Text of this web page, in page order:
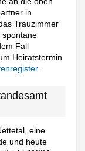
in
Trauzimmer
spontane
Fall
Heiratstermin
.
eine
und heute